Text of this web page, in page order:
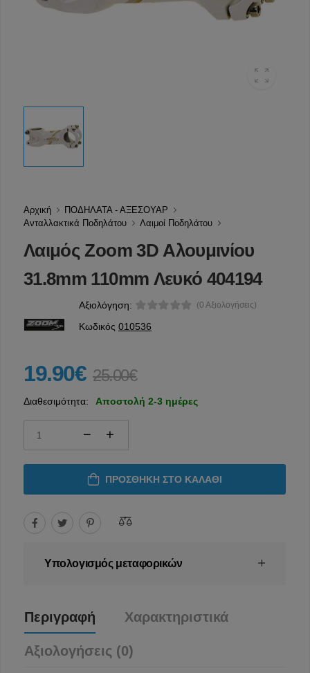
Αρχική
ΠΟΔΗΛΑΤΑ - ΑΞΕΣΟΥΑΡ
Ανταλλακτικά Ποδηλάτου
Λαιμοί Ποδηλάτου
Λαιμός Zoom 3D Αλουμινίου
31.8mm 110mm Λευκό 404194
Αξιολόγηση: (0 Αξιολογήσεις)
Κωδικός 010536
19.90€ 25.00€
Διαθεσιμότητα: Αποστολή 2-3 ημέρες
ΠΡΟΣΘΉΚΗ ΣΤΟ ΚΑΛΆΘΙ
Υπολογισμός μεταφορικών
Περιγραφή Χαρακτηριστικά
Αξιολογήσεις (0)